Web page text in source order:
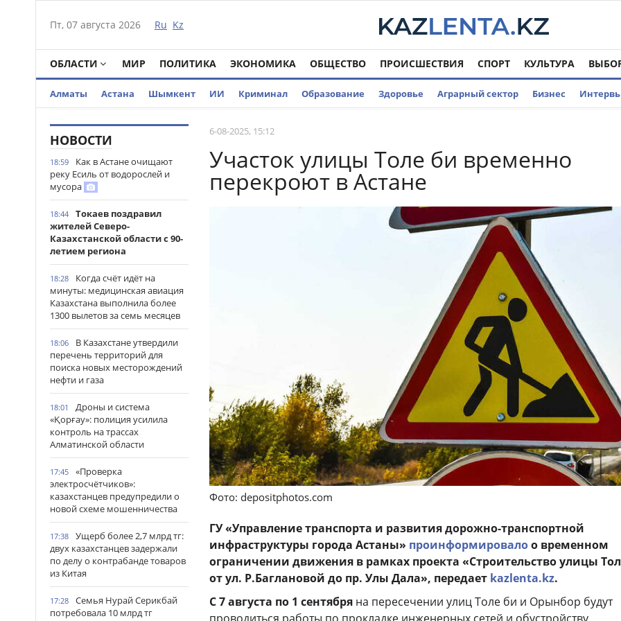
Пт, 07 августа 2026 Ru Kz
ОБЛАСТИ МИР ПОЛИТИКА ЭКОНОМИКА ОБЩЕСТВО ПРОИСШЕСТВИЯ СПОРТ КУЛЬТУРА
Алматы Астана Шымкент ИИ Криминал Образование Здоровье Аграрный сектор Бизнес
НОВОСТИ
18:59
Как в Астане очищают
реку Есиль от водорослей и
мусора
18:44
Токаев поздравил
жителей Северо-
Казахстанской области с 90-
летием региона
18:28
Когда счёт идёт на
минуты: медицинская авиация
Казахстана выполнила более
1300 вылетов за семь месяцев
18:06
В Казахстане утвердили
перечень территорий для
поиска новых месторождений
нефти и газа
18:01
Дроны и система
«Қорғау»: полиция усилила
контроль на трассах
Алматинской области
17:45
«Проверка
электросчётчиков»:
казахстанцев предупредили о
новой схеме мошенничества
17:38
Ущерб более 2,7 млрд тг:
двух казахстанцев задержали
по делу о контрабанде товаров
из Китая
17:28
Семья Нурай Серикбай
потребовала 10 млрд тг
6-08-2025, 15:12
Участок улицы Толе би временно
перекроют в Астане
Фото: depositphotos.com
ГУ «Управление транспорта и развития дорожно-транспортной
инфраструктуры города Астаны» проинформировалоо временном
ограничении движения в рамках проекта «Строительство улицы
от ул. Р.Баглановой до пр. Улы Дала», передает kazlenta.kz.
С 7 августа по 1 сентября на пересечении улиц Толе би и Орынбор будут